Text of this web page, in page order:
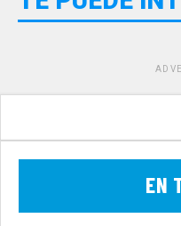
EN